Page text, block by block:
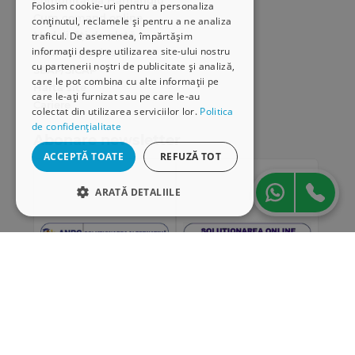
Folosim cookie-uri pentru a personaliza
conținutul, reclamele și pentru a ne analiza
traficul. De asemenea, împărtășim
informații despre utilizarea site-ului nostru
cu partenerii noștri de publicitate și analiză,
care le pot combina cu alte informații pe
care le-ați furnizat sau pe care le-au
colectat din utilizarea serviciilor lor. Politica
de confidențialitate
ACCEPTĂ TOATE REFUZĂ TOT
ARATĂ DETALIILE
STRICT NECESARE
Cum comand online
Modalități de plată
Livrarea produselor
SEAP/SICAP
Hartă site
Abonare newsletter